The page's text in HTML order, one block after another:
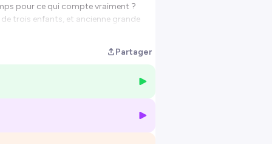
pour ce qui compte vraiment ?
trois enfants, et ancienne grande
grâce au minimalisme.
idées concrètes pour avancer
Partager